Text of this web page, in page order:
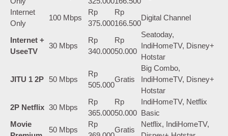
Internet
Only
100 Mbps
Rp
375.000
Rp
166.500
Digital Channel
Internet +
UseeTV
30 Mbps
Rp
340.000
Rp
50.000
Seatoday,
IndiHomeTV, Disney+
Hotstar
JITU 1 2P 50 Mbps
Rp
505.000
Gratis
Big Combo,
IndiHomeTV, Disney+
Hotstar
2P Netflix 30 Mbps
Rp
365.000
Rp
50.000
IndiHomeTV, Netflix
Basic
Movie
50 Mbps
Rp
Gratis
Netflix, IndiHomeTV,